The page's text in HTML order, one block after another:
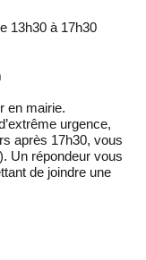
13h30 à 17h30
en mairie.
urgence,
après 17h30, vous
Un répondeur vous
de joindre une